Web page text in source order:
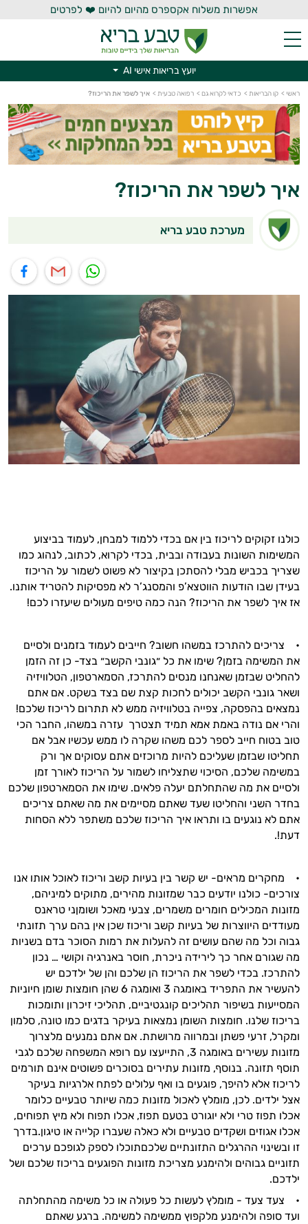
אפשרות משלוח אקספרס מהיום להיום ❤️ לפרטים
יועץ בריאות אישי AI
ראשי > קו הבריאות > כדאי לקרוא גם > רפואה טבעית > איך לשפר את הריכוז?
איך לשפר את הריכוז?
מערכת טבע בריא
כולנו זקוקים לריכוז בין אם בכדי ללמוד למבחן, לעמוד בביצוע
המשימות השונות בעבודה ובבית, בכדי לקרוא, לכתוב, לנהוג כמו
שצריך בכביש מבלי להסתכן בקיצור לא פשוט לשמור על הריכוז
בעידן שבו הודעות הווטצא’פ והמסנג’ר לא מפסיקות להטריד אותנו.
אז איך לשפר את הריכוז? הנה כמה טיפים מעולים שיעזרו לכם!
• צריכים להתרכז במשהו חשוב? חייבים לעמוד בזמנים ולסיים
את המשימה בזמן? שימו את כל ״גונבי הקשב״ בצד- כן זה הזמן
להחליט שבזמן שאנחנו מנסים להתרכז, הסמארטפון, הטלוויזיה
ושאר גונבי הקשב יכולים לחכות קצת שם בצד בשקט. אם אתם
נמצאים בהפסקה, צפייה בטלוויזיה ממש לא תתרום לריכוז שלכם!
והרי אם נודה באמת אמא תמיד תצטרך עזרה במשהו, החבר הכי
טוב בטוח חייב לספר לכם משהו שקרה לו ממש עכשיו אבל אם
תחליטו שבזמן שעליכם להיות מרוכזים אתם עסוקים אך ורק
במשימה שלכם, הסיכוי שתצליחו לשמור על הריכוז לאורך זמן
ולסיים את מה שהתחלתם יעלה פלאים. שימו את הסמארטפון שלכם
בחדר השני והחליטו שעד שאתם מסיימים את מה שאתם צריכים
אתם לא נוגעים בו ותראו איך הריכוז שלכם משתפר ללא הסחות
דעת!.
• מחקרים מראים- יש קשר בין בעיות קשב וריכוז לאוכל אותו אנו
צורכים- כולנו יודעים כבר שמזונות מהירים, מתוקים למיניהם,
מזונות המכילים חומרים משמרים, צבעי מאכל ושומןני טראנס
מעודדים היווצרות של בעיות קשב וריכוז שכן אין בהם ערך תזונתי
גבוה וכל מה שהם עושים זה להעלות את רמות הסוכר בדם בשניות
מה שגורם אחר כך לירידה ניכרת, חוסר באנרגיה וקושי … נכון
להתרכז. בכדי לשפר את הריכוז הן שלכם והן של ילדכם יש
להעשיר את התפריד באומגה 3 ואומגה 6 שהן חומצות שומן חיוניות
המסייעות בשיפור תהליכים קונגטיביים, תהליכי זיכרון ותומכות
בריכוז שלנו. חומצות השומן נמצאות בעיקר בדגים כמו טונה, סלמון
ומקרל, זרעי פשתן ובמרווה מרושתת. אם אתם נמנעים מלצרוך
מזונות עשירים באומגה 3, התייעצו עם רופא המשפחה שלכם לגבי
תוסף תזונה. בנוסף, מזונות עתירים בסוכרים פשוטים אינם תורמים
לריכוז אלא להיפך, פוגעים בו ואף עלולים לפתח אלרגיות בעיקר
אצל ילדים. לכן, מומלץ לאכול מזונות כמה שיותר טבעיים כלומר
אכלו תפוז טרי ולא יוגורט בטעם תפוז, אכלו תפוח ולא מיץ תפוחים,
אכלו אגוזים ושקדים טבעיים ולא כאלה שעברו קלייה או טיגון.בדרך
זו ובשינוי ההרגלים התזונתיים שלכםתוכלו לספק לגופכם ערכים
תזוניים גבוהים ולהימנע מצריכת מזונות הפוגעים בריכוז שלכם ושל
ילדכם.
• צעד צעד - מומלץ לעשות כל פעולה או כל משימה מהתחלתה
ועד סופה ולהימנע מלקפוץ ממשימה למשימה. ברגע שאתם
יועץ בריאות אישי AI
התשובות שלי מבוססות על מאגרי מידע קליניים
וספרות מקצועית בתחומי הרפואה הטבעית
ותזונת הספורט.
אני כאן כדי לעזור לך להתאים את תוספי
התזונה ומוצרי הבריאות המדויקים למטרות
ולמצב הגופני שלך, ולהסביר לך אילו רכיבים
עובדים יחד כדי למקסם תוצאות גם בחיי היום
יום וגם בתחום הכושר והספורט.
המטרה שלי היא להתאים עבורך המלצות
אישיות מבוססות מדעית.
זה הזמן להתחיל. איך אוכל לעזור?